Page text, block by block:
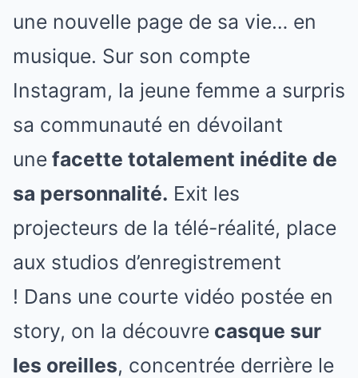
une nouvelle page de sa vie… en
musique. Sur son compte
Instagram, la jeune femme a surpris
sa communauté en dévoilant
une facette totalement inédite de
sa personnalité. Exit les
projecteurs de la télé-réalité, place
aux studios d’enregistrement
! Dans une courte vidéo postée en
story, on la découvre casque sur
les oreilles, concentrée derrière le